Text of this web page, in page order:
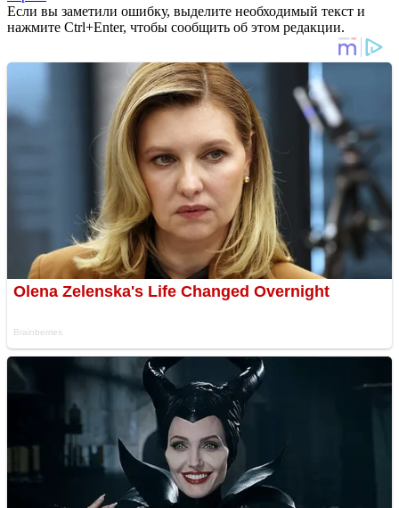
Если вы заметили ошибку, выделите необходимый текст и
нажмите Ctrl+Enter, чтобы сообщить об этом редакции.